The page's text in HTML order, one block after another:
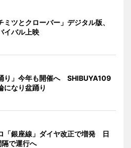
ミツとクローバー」デジタル版、
イバル上映
り」今年も開催へ SHIBUYA109
になり盆踊り
「銀座線」ダイヤ改正で増発 日
で運行へ